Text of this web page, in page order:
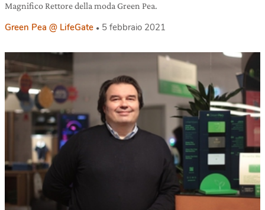
Magnifico Rettore della moda Green Pea.
Green Pea @ LifeGate 5 febbraio 2021